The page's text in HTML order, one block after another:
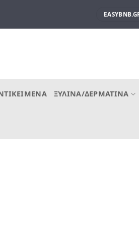
ΞΎΛΙΝΑ/ΔΕΡΜΆΤΙΝΑ